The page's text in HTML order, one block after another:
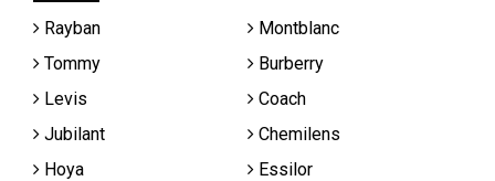
Rayban
Montblanc
Tommy
Burberry
Levis
Coach
Jubilant
Chemilens
Hoya
Essilor